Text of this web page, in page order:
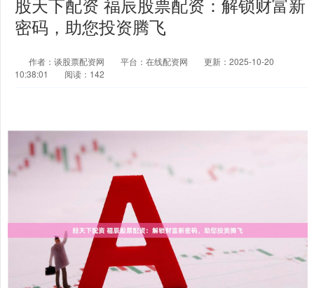
股天下配资 福辰股票配资：解锁财富新
密码，助您投资腾飞
作者：谈股票配资网 平台：在线配资网
更新：2025-10-20
10:38:01
阅读：142